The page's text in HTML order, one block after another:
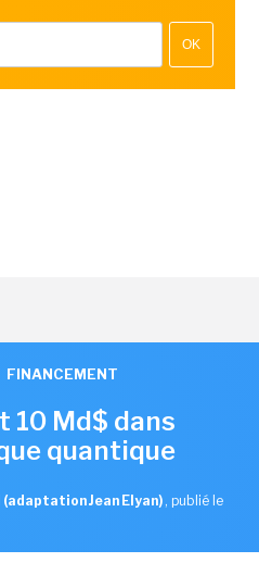
OK
FINANCEMENT
10 Md$ dans
quantique
Jean Elyan) , publié le